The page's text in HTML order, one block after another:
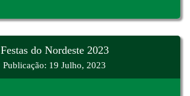
Festas do Nordeste 2023
Publicação: 19 Julho, 2023